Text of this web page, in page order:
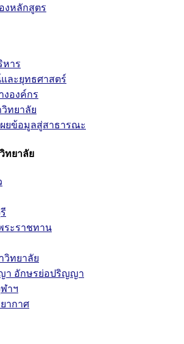
งหลักสูตร
าร
ละยุทธศาสตร์
งองค์กร
ทยาลัย
ผยข้อมูลสู่สาธารณะ
ทยาลัย
ระราชทาน
วิทยาลัย
า อักษรย่อปริญญา
าฯ
ากาศ